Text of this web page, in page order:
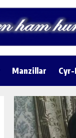
Manzillar